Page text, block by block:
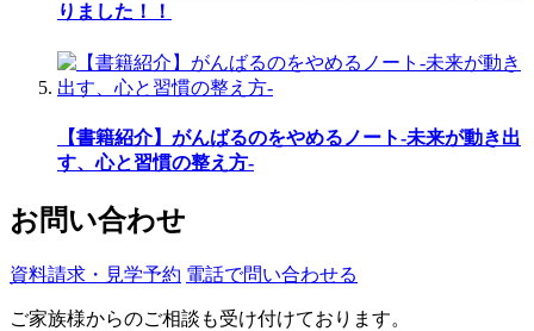
りました！！
【書籍紹介】がんばるのをやめるノート-未来が動き出
す、心と習慣の整え方-
お問い合わせ
資料請求・見学予約 電話で問い合わせる
ご家族様からのご相談も受け付けております。